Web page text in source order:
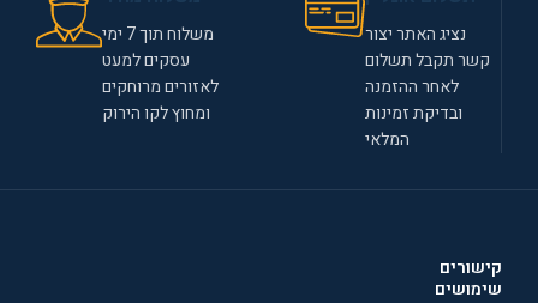
נציג האתר יצור
קשר תקבל תשלום
לאחר ההזמנה
ובדיקת זמינות
המלאי
משלוח תוך 7 ימי
עסקים למעט
לאזורים מרוחקים
ומחוץ לקו הירוק
קישורים
שימושים